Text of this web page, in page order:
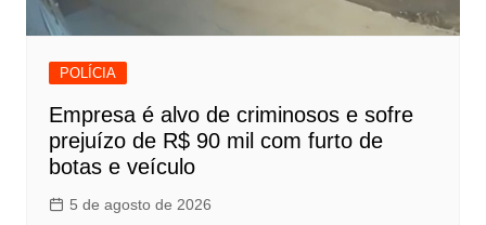
POLÍCIA
Empresa é alvo de criminosos e sofre
prejuízo de R$ 90 mil com furto de
botas e veículo
5 de agosto de 2026